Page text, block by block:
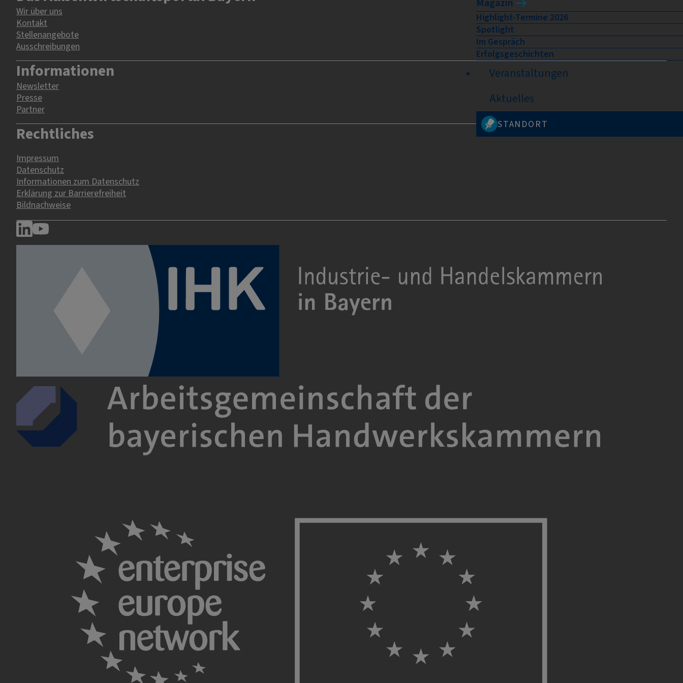
Magazin
Highlight-Termine 2026
Spotlight
Im Gespräch
Erfolgsgeschichten
Veranstaltungen
Aktuelles
STANDORT
Wir über uns
Kontakt
Stellenangebote
Ausschreibungen
Informationen
Newsletter
Presse
Partner
Rechtliches
Impressum
Datenschutz
Informationen zum Datenschutz
Erklärung zur Barrierefreiheit
Bildnachweise